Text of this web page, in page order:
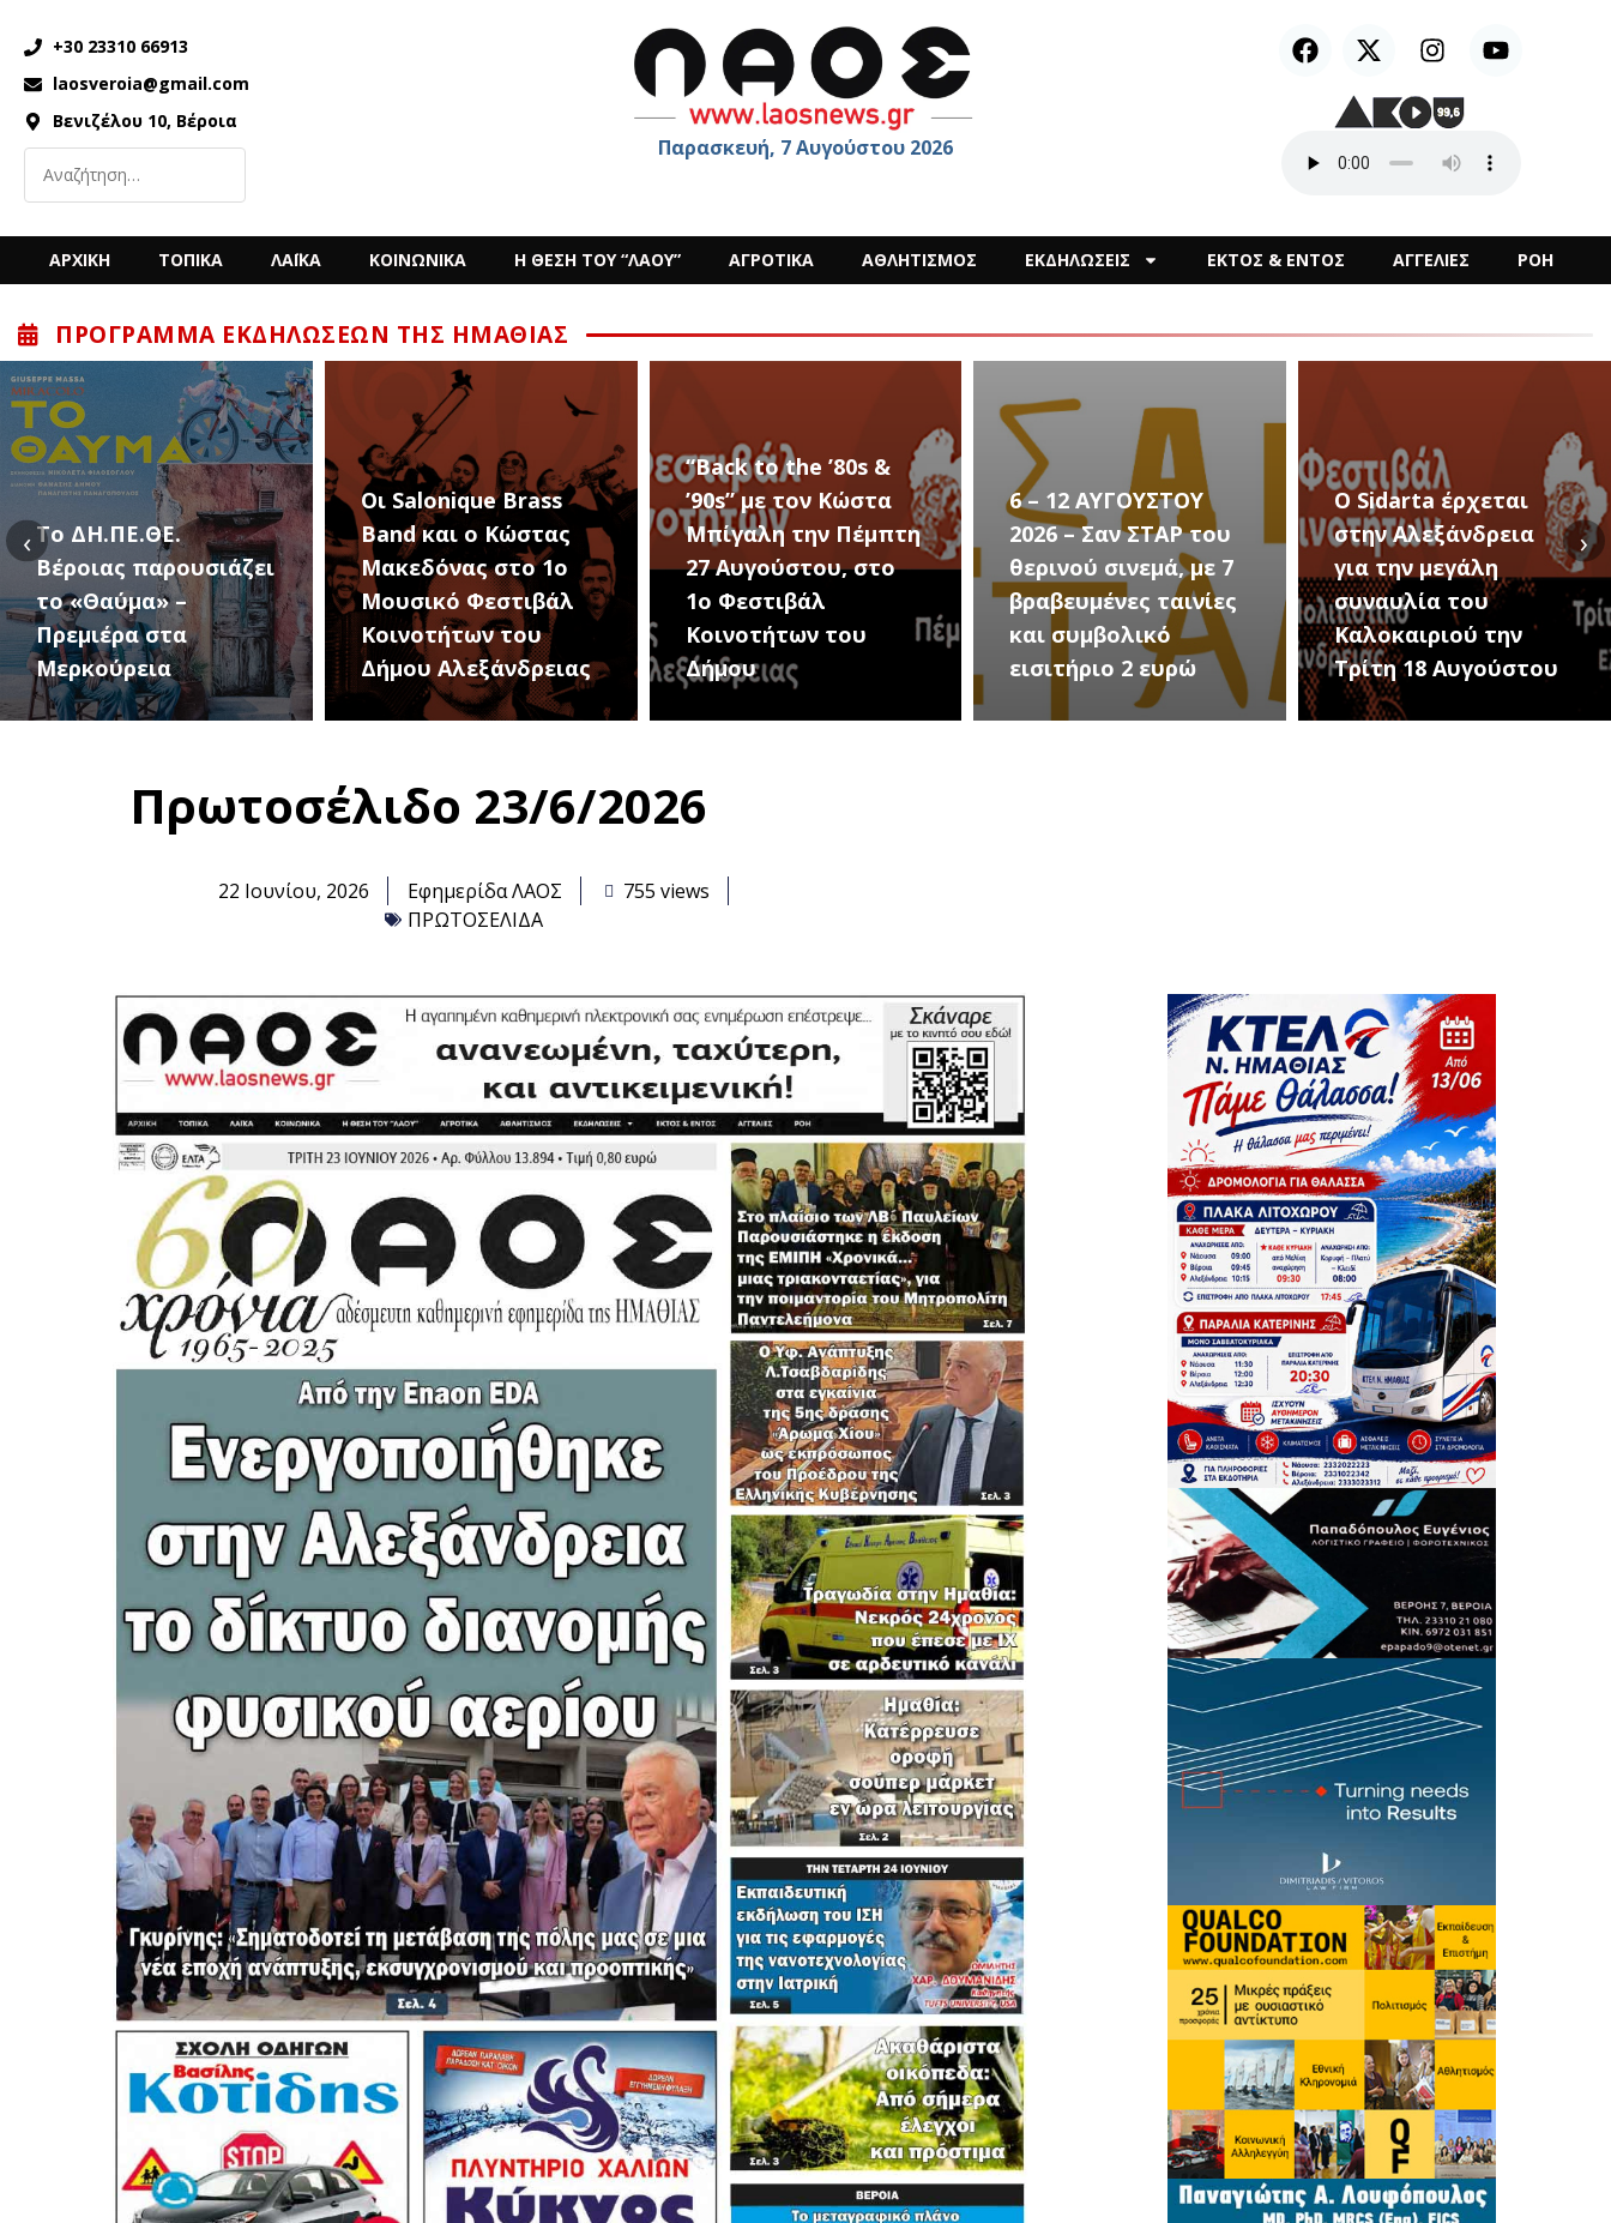
+30 23310 66913
laosveroia@gmail.com
Βενιζέλου 10, Βέροια
Παρασκευή, 7 Αυγούστου 2026
ΑΡΧΙΚΗ ΤΟΠΙΚΑ ΛΑΪΚΑ ΚΟΙΝΩΝΙΚΑ Η ΘΕΣΗ ΤΟΥ “ΛΑΟΥ” ΑΓΡΟΤΙΚΑ ΑΘΛΗΤΙΣΜΟΣ ΕΚΔΗΛΩΣΕΙΣ ΕΚΤΟΣ & ΕΝΤΟΣ ΑΓΓΕΛΙΕΣ ΡΟΗ
ΠΡΌΓΡΑΜΜΑ ΕΚΔΗΛΏΣΕΩΝ ΤΗΣ ΗΜΑΘΊΑΣ
Οι Salonique Brass
Band και ο Κώστας
Μακεδόνας στο 1ο
Μουσικό Φεστιβάλ
Κοινοτήτων του
Δήμου Αλεξάνδρειας
“Back to the ’80s &
’90s” με τον Κώστα
Μπίγαλη την Πέμπτη
27 Αυγούστου, στο
1ο Φεστιβάλ
Κοινοτήτων του
Δήμου
6 – 12 ΑΥΓΟΥΣΤΟΥ
2026 – Σαν ΣΤΑΡ του
θερινού σινεμά, με 7
βραβευμένες ταινίες
και συμβολικό
εισιτήριο 2 ευρώ
Ο Sidarta έρχεται
στην Αλεξάνδρεια
για την μεγάλη
συναυλία του
Καλοκαιριού την
Τρίτη 18 Αυγούστου
Καλλιτεχνικές
Εκδηλώσεις Νέου
Προδρόμου Ημαθίας
(Μεταμόρφωση του
Σωτήρος)
‹ ›
Πρωτοσέλιδο 23/6/2026
22 Ιουνίου, 2026 Εφημερίδα ΛΑΟΣ
755 views
ΠΡΩΤΟΣΕΛΙΔΑ